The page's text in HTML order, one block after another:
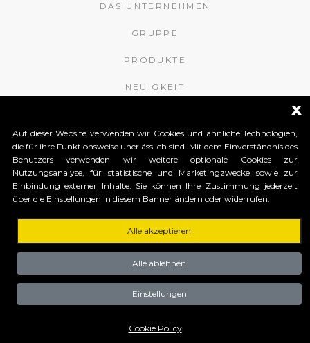
DAS UNTERNEHMEN
GRUPPE
PRODUKTE
NEUIGKEIT
APROMIX RFID S.r.l.
Contrà S. Giorgio, 148
36061 Bassano del Grappa (Vicenza) Italy
Tel. +39 0424 502466
Capitale Sociale € 150.000
interamente versato Registro Imprese
CF e P.IVA (IT) 03883140240
x
Auf dieser Website verwenden wir Cookies und ähnliche Technologien,
die für ihre Funktionsweise unerlässlich sind. Mit dem Einverständnis des
Benutzers verwenden wir weitere optionale Cookies zur
Nutzungsanalyse, für statistische und Marketingzwecke sowie zur
Einbindung externer Inhalte. Sie können Ihre Zustimmung jederzeit
über die Einstellungen in diesem Banner ändern oder widerrufen.
Alle akzeptieren
Alle ablehnen
Einstellungen
Cookie Policy